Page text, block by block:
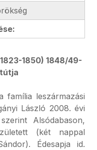
1850) 1848/49-
família leszármazási
László 2008. évi
Alsódabason,
(két nappal
Édesapja id.